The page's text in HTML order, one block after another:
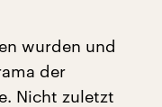
wurden und
der
Nicht zuletzt